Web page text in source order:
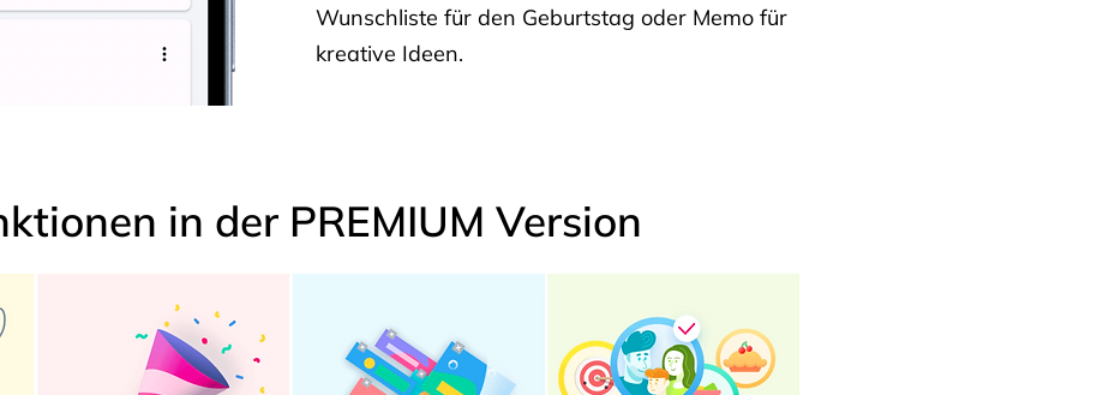
Wunschliste für den Geburtstag oder Memo für
kreative Ideen.
in der PREMIUM Version